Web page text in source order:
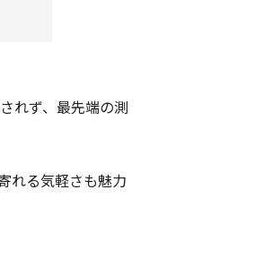
れず、最先端の測
れる気軽さも魅力